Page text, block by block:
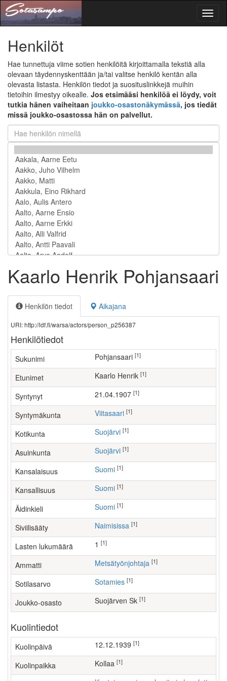
Henkilöt
Hae tunnettuja viime sotien henkilöitä kirjoittamalla tekstiä alla
olevaan täydennyskenttään ja/tai valitse henkilö kentän alla
olevasta listasta. Henkilön tiedot ja suosituslinkkejä muihin
tietoihin ilmestyy oikealle. Jos etsimääsi henkilöä ei löydy, voit
tutkia hänen vaiheitaan joukko-osastonäkymässä, jos tiedät
missä joukko-osastossa hän on palvellut.
Kaarlo Henrik Pohjansaari
Henkilön tiedot Aikajana
URI: http://ldf.fi/warsa/actors/person_p256387
Henkilötiedot
Sukunimi Pohjansaari [1]
Etunimet Kaarlo Henrik [1]
Syntynyt 21.04.1907 [1]
Syntymäkunta Viitasaari [1]
Kotikunta Suojärvi [1]
Asuinkunta Suojärvi [1]
Kansalaisuus Suomi [1]
Kansallisuus Suomi [1]
Äidinkieli Suomi [1]
Siviilisääty Naimisissa [1]
Lasten lukumäärä [1]
Ammatti metsätyönjohtaja [1]
Sotilasarvo Sotamies [1]
Joukko-osasto Suojärven Sk [1]
Kuolintiedot
Kuolinpäivä 12.12.1939 [1]
Kuolinpaikka Kollaa [1]